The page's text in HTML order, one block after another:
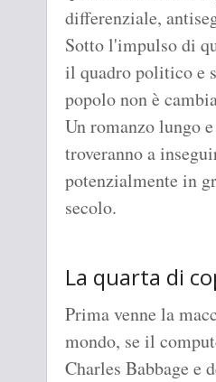
differenziale,
Sotto l'impulso di
il quadro politico e
popolo non è
Un romanzo lungo
troveranno a
potenzialmente in
secolo.
La quarta di
Prima venne la
mondo, se il
Charles Babbage e